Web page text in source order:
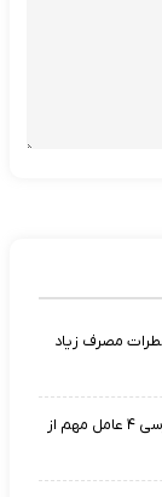
مصرف زیاد
چرا برخی زنان از رابطه جنسی کمتر لذت می‌برند؟ بررسی ۴ عامل مهم از